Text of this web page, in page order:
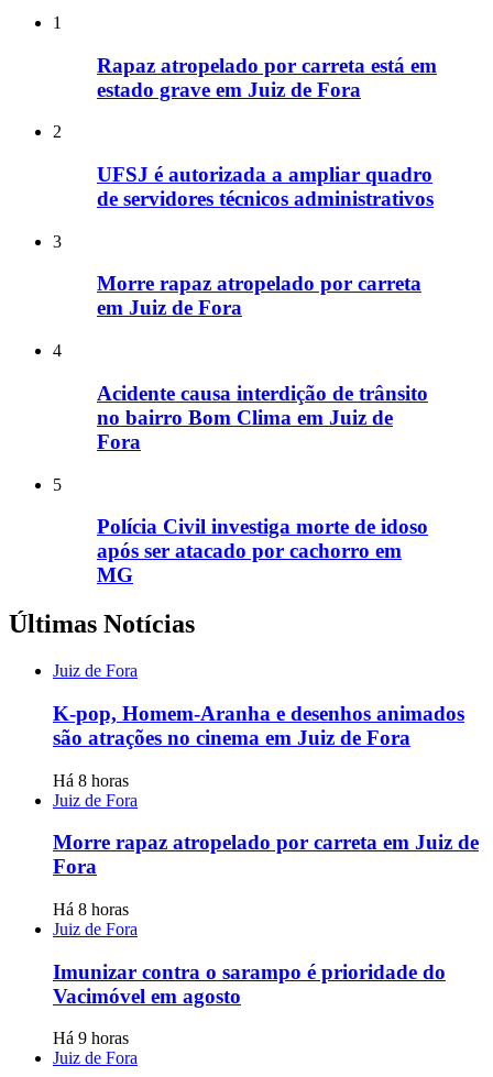
1
Rapaz atropelado por carreta está em
estado grave em Juiz de Fora
2
UFSJ é autorizada a ampliar quadro
de servidores técnicos administrativos
3
Morre rapaz atropelado por carreta
em Juiz de Fora
4
Acidente causa interdição de trânsito
no bairro Bom Clima em Juiz de
Fora
5
Polícia Civil investiga morte de idoso
após ser atacado por cachorro em
MG
Últimas Notícias
Juiz de Fora
K-pop, Homem-Aranha e desenhos animados
são atrações no cinema em Juiz de Fora
Há 8 horas
Juiz de Fora
Morre rapaz atropelado por carreta em Juiz de
Fora
Há 8 horas
Juiz de Fora
Imunizar contra o sarampo é prioridade do
Vacimóvel em agosto
Há 9 horas
Juiz de Fora